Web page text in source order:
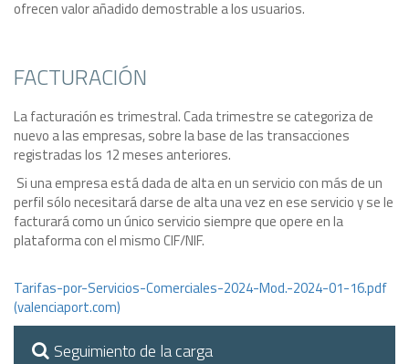
ofrecen valor añadido demostrable a los usuarios.
FACTURACIÓN
La facturación es trimestral. Cada trimestre se categoriza de
nuevo a las empresas, sobre la base de las transacciones
registradas los 12 meses anteriores.
Si una empresa está dada de alta en un servicio con más de un
perfil sólo necesitará darse de alta una vez en ese servicio y se le
facturará como un único servicio siempre que opere en la
plataforma con el mismo CIF/NIF.
Tarifas-por-Servicios-Comerciales-2024-Mod.-2024-01-16.pdf
(valenciaport.com)
Seguimiento de la carga